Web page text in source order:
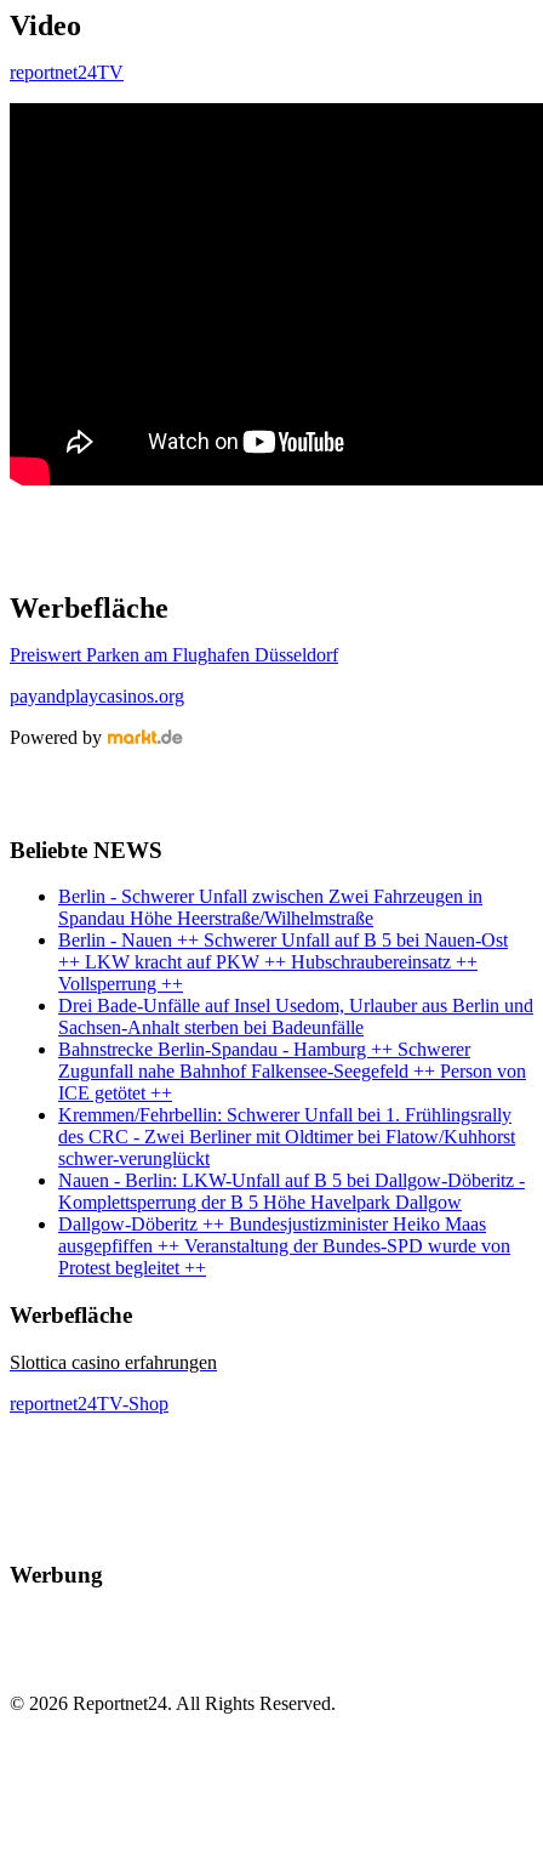
Video
reportnet24TV
Werbefläche
Preiswert Parken am Flughafen Düsseldorf
payandplaycasinos.org
Powered by
Beliebte NEWS
Berlin - Schwerer Unfall zwischen Zwei Fahrzeugen in
Spandau Höhe Heerstraße/Wilhelmstraße
Berlin - Nauen ++ Schwerer Unfall auf B 5 bei Nauen-Ost
++ LKW kracht auf PKW ++ Hubschraubereinsatz ++
Vollsperrung ++
Drei Bade-Unfälle auf Insel Usedom, Urlauber aus Berlin und
Sachsen-Anhalt sterben bei Badeunfälle
Bahnstrecke Berlin-Spandau - Hamburg ++ Schwerer
Zugunfall nahe Bahnhof Falkensee-Seegefeld ++ Person von
ICE getötet ++
Kremmen/Fehrbellin: Schwerer Unfall bei 1. Frühlingsrally
des CRC - Zwei Berliner mit Oldtimer bei Flatow/Kuhhorst
schwer-verunglückt
Nauen - Berlin: LKW-Unfall auf B 5 bei Dallgow-Döberitz -
Komplettsperrung der B 5 Höhe Havelpark Dallgow
Dallgow-Döberitz ++ Bundesjustizminister Heiko Maas
ausgepfiffen ++ Veranstaltung der Bundes-SPD wurde von
Protest begleitet ++
Werbefläche
Slottica casino erfahrungen
reportnet24TV-Shop
Werbung
© 2026 Reportnet24. All Rights Reserved.